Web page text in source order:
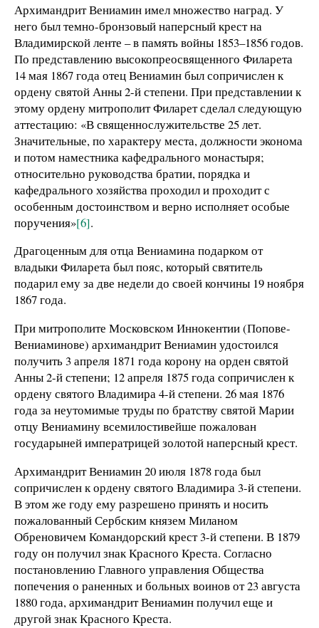
Архимандрит Вениамин имел множество наград. У
него был темно-бронзовый наперсный крест на
Владимирской ленте – в память войны 1853–1856 годов.
По представлению высокопреосвященного Филарета
14 мая 1867 года отец Вениамин был сопричислен к
ордену святой Анны 2-й степени. При представлении к
этому ордену митрополит Филарет сделал следующую
аттестацию: «В священнослужительстве 25 лет.
Значительные, по характеру места, должности эконома
и потом наместника кафедрального монастыря;
относительно руководства братии, порядка и
кафедрального хозяйства проходил и проходит с
особенным достоинством и верно исполняет особые
поручения»[6].
Драгоценным для отца Вениамина подарком от
владыки Филарета был пояс, который святитель
подарил ему за две недели до своей кончины 19 ноября
1867 года.
При митрополите Московском Иннокентии (Попове-
Вениаминове) архимандрит Вениамин удостоился
получить 3 апреля 1871 года корону на орден святой
Анны 2-й степени; 12 апреля 1875 года сопричислен к
ордену святого Владимира 4-й степени. 26 мая 1876
года за неутомимые труды по братству святой Марии
отцу Вениамину всемилостивейше пожалован
государыней императрицей золотой наперсный крест.
Архимандрит Вениамин 20 июля 1878 года был
сопричислен к ордену святого Владимира 3-й степени.
В этом же году ему разрешено принять и носить
пожалованный Сербским князем Миланом
Обреновичем Командорский крест 3-й степени. В 1879
году он получил знак Красного Креста. Согласно
постановлению Главного управления Общества
попечения о раненных и больных воинов от 23 августа
1880 года, архимандрит Вениамин получил еще и
другой знак Красного Креста.